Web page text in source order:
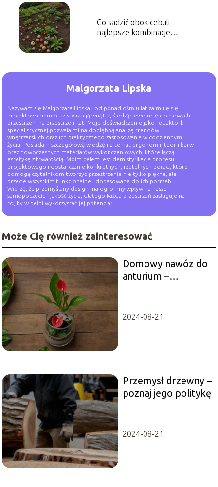
Co sadzić obok cebuli –
najlepsze kombinacje
Malgorzata Lipska
Nazywam się Małgorzata Lipska i od ponad ośmiu lat zajmuję się
projektowaniem oraz stylizacją wnętrz, śledząc ewolucję domowych
przestrzeni na przestrzeni lat. Moje doświadczenie jako redaktorki
specjalistycznej pozwala mi na dogłębną analizę trendów
wnętrzarskich oraz ich praktycznego zastosowania w codziennym
życiu. Posiadam szczegółową wiedzę na temat ergonomii, teorii barw
oraz nowoczesnych materiałów wykończeniowych, które łączą
estetykę z trwałością. Moim celem jest demistyfikacja procesu
projektowego i dostarczanie konkretnych, rzetelnych porad, które
pomogą czytelnikom tworzyć przestrzenie nie tylko piękne, ale
przede wszystkim funkcjonalne i dopasowane do ich potrzeb.
Wierzę, że przemyślany design ma ogromny wpływ na nasze
samopoczucie i jakość życia, dlatego każda przestrzeń zasługuje na
to, by w pełni wykorzystać jej potencjał.
Może Cię również zainteresować
Domowy nawóz do
anturium –
2024-08-21
Przemysł drzewny –
poznaj jego politykę
2024-08-21